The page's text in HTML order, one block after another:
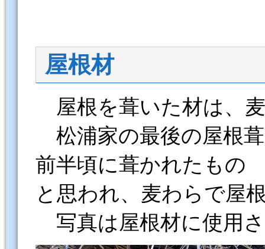
屋根材
屋根を葺いた材は、
松浦家の最後の屋根
前半頃に葺かれたもの
と思われ、麦わらで
写真は屋根材に使用